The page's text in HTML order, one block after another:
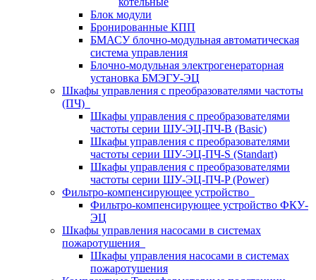
Блок модули
Бронированные КПП
БМАСУ блочно-модульная автоматическая
система управления
Блочно-модульная электрогенераторная
установка БМЭГУ-ЭЦ
Шкафы управления с преобразователями частоты
(ПЧ)
Шкафы управления с преобразователями
частоты серии ШУ-ЭЦ-ПЧ-В (Basic)
Шкафы управления с преобразователями
частоты серии ШУ-ЭЦ-ПЧ-S (Standart)
Шкафы управления с преобразователями
частоты серии ШУ-ЭЦ-ПЧ-P (Power)
Фильтро-компенсирующее устройство
Фильтро-компенсирующее устройство ФКУ-
ЭЦ
Шкафы управления насосами в системах
пожаротушения
Шкафы управления насосами в системах
пожаротушения